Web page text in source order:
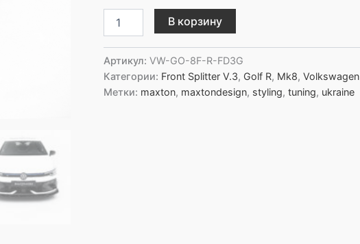
товара
Design
Передний
сплиттер
V.3
В корзину
Артикул: VW-GO-8F-R-FD3G
Категории: Front Splitter V.3, Golf R, Mk8, Volkswagen
Метки: maxton, maxtondesign, styling, tuning, ukraine